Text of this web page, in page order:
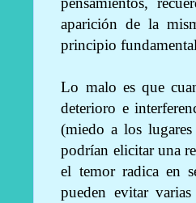
aparición de la
principio
Lo malo es que
deterioro e
(miedo a los
podrían elicitar una
el temor radica en
pueden evitar